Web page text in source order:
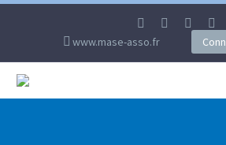
www.mase-asso.fr